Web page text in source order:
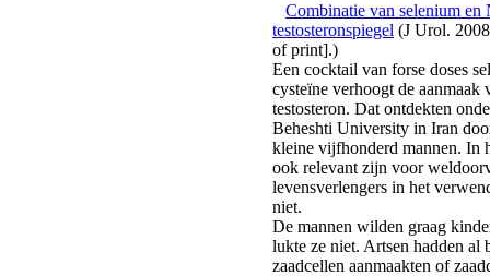
Combinatie van selenium
testosteronspiegel (J Urol.
of print].)
Een cocktail van forse doses
cysteïne verhoogt de aanmaak
testosteron. Dat ontdekten
Beheshti University in Iran
kleine vijfhonderd mannen. In
ook relevant zijn voor
levensverlengers in het
niet.
De mannen wilden graag
lukte ze niet. Artsen hadden al
zaadcellen aanmaakten of